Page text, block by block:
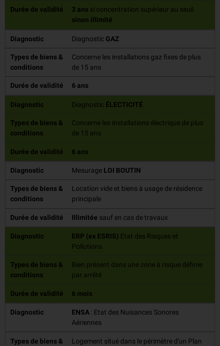
Durée de validité 3 ans si concentration supérieur au seuil
sinon illimité
Diagnostic Diagnostic GAZ
Types de biens &
conditions
Concerne les installations gaz fixes de plus
de 15 ans
Durée de validité 6 ans
Diagnostic Diagnostic ÉLECTICITÉ
Types de biens &
conditions
Concerne les installations électrique de plus
de 15 ans
Durée de validité 6 ans
Diagnostic Mesurage LOI BOUTIN
Types de biens &
conditions
Location vide et biens à usage de résidence
principale
Durée de validité Illimitée sauf en cas de travaux
Diagnostic ERP (ex ESRIS) Etat des Risques et
Pollutions
Types de biens &
conditions
Bien présent dans une zone à risque définie
par arrêté
Durée de validité 6 mois
Diagnostic ENSA: Etat des Nuisances Sonores
Aériennes
Types de biens &
Logement situé dans le périmètre d'un Plan